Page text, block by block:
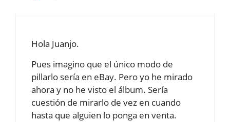
Hola Juanjo.
Pues imagino que el único modo de
pillarlo sería en eBay. Pero yo he mirado
ahora y no he visto el álbum. Sería
cuestión de mirarlo de vez en cuando
hasta que alguien lo ponga en venta.